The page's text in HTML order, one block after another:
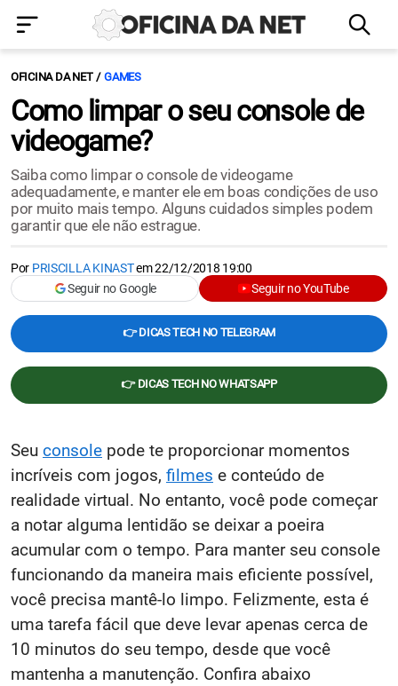
OFICINA DA NET GAMES
Como limpar o seu console de
videogame?
Saiba como limpar o console de videogame
adequadamente, e manter ele em boas condições de uso
por muito mais tempo. Alguns cuidados simples podem
garantir que ele não estrague.
Por PRISCILLA KINASTem22/12/2018 19:00
Seguir no Google
Seguir no YouTube
👉 DICAS TECH NO TELEGRAM
👉 DICAS TECH NO WHATSAPP
Seu console pode te proporcionar momentos
incríveis com jogos, filmes e conteúdo de
realidade virtual. No entanto, você pode começar
a notar alguma lentidão se deixar a poeira
acumular com o tempo. Para manter seu console
funcionando da maneira mais eficiente possível,
você precisa mantê-lo limpo. Felizmente, esta é
uma tarefa fácil que deve levar apenas cerca de
10 minutos do seu tempo, desde que você
mantenha a manutenção. Confira abaixo